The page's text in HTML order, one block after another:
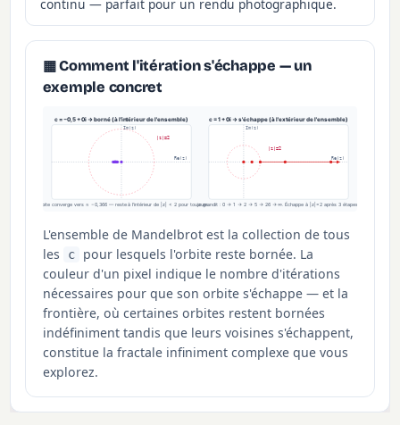
continu — parfait pour un rendu photographique.
▦ Comment l'itération s'échappe — un
exemple concret
c = −0,5 + 0i → borné (à l'intérieur de l'ensemble)
Re(z)
Im(z)
|z|=2
L'orbite converge vers ≈ −0,366 — reste à l'intérieur de |z| < 2 pour toujours.
c = 1 + 0i → s'échappe (à l'extérieur de l'ensemble)
Re(z)
Im(z)
|z|=2
z grandit : 0 → 1 → 2 → 5 → 26 → ∞. Échappe à |z|=2 après 3 étapes.
L'ensemble de Mandelbrot est la collection de tous
les
c
pour lesquels l'orbite reste bornée. La
couleur d'un pixel indique le nombre d'itérations
nécessaires pour que son orbite s'échappe — et la
frontière, où certaines orbites restent bornées
indéfiniment tandis que leurs voisines s'échappent,
constitue la fractale infiniment complexe que vous
explorez.